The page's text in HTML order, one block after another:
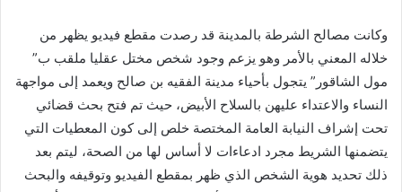
وكانت مصالح الشرطة بالمدينة قد رصدت مقطع فيديو يظهر من
خلاله المعني بالأمر وهو يزعم وجود شخص مختل عقليا ملقب ب”
مول الشاقور” يتجول بأحياء مدينة الفقيه بن صالح ويعمد إلى مواجهة
النساء والاعتداء عليهن بالسلاح الأبيض، حيث تم فتح بحث قضائي
تحت إشراف النيابة العامة المختصة خلص إلى كون المعطيات التي
يتضمنها الشريط مجرد ادعاءات لا أساس لها من الصحة، ليتم بعد
ذلك تحديد هوية الشخص الذي ظهر بمقطع الفيديو وتوقيفه والبحث